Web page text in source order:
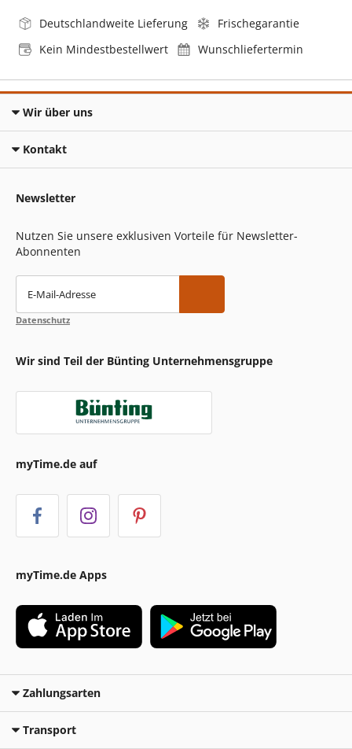
Deutschlandweite Lieferung
Frischegarantie
Kein Mindestbestellwert
Wunschliefertermin
Wir über uns
Kontakt
Newsletter
Nutzen Sie unsere exklusiven Vorteile für Newsletter-
Abonnenten
E-Mail-Adresse
Datenschutz
Wir sind Teil der Bünting Unternehmensgruppe
myTime.de auf
myTime.de Apps
Zahlungsarten
Transport